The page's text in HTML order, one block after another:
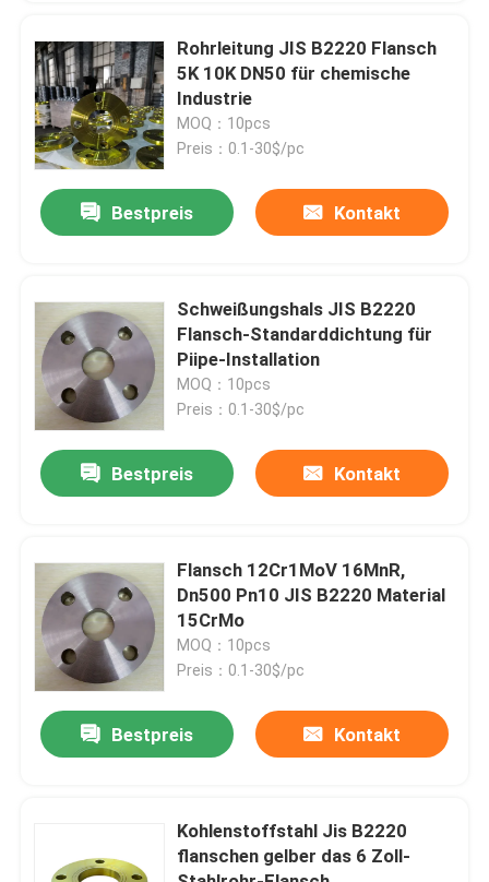
Über uns
Kontakte
Produkte
LÄRM Rohr-Flansch
ANSI-Rohr-Flansch
GOST Standard-Flansche
Flansch en 1092
Rohrleitung JIS B2220 Flansch
5K 10K DN50 für chemische
Industrie
MOQ：10pcs
Preis：0.1-30$/pc
Bestpreis Kontakt
Schweißungshals JIS B2220
Flansch-Standarddichtung für
Piipe-Installation
MOQ：10pcs
Preis：0.1-30$/pc
Bestpreis Kontakt
Flansch 12Cr1MoV 16MnR,
Dn500 Pn10 JIS B2220 Material
15CrMo
MOQ：10pcs
Preis：0.1-30$/pc
Bestpreis Kontakt
Kohlenstoffstahl Jis B2220
flanschen gelber das 6 Zoll-